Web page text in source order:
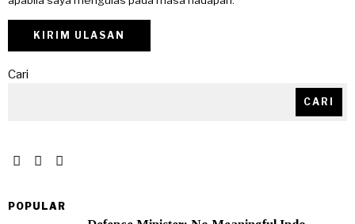
Cari
CARI
POPULAR